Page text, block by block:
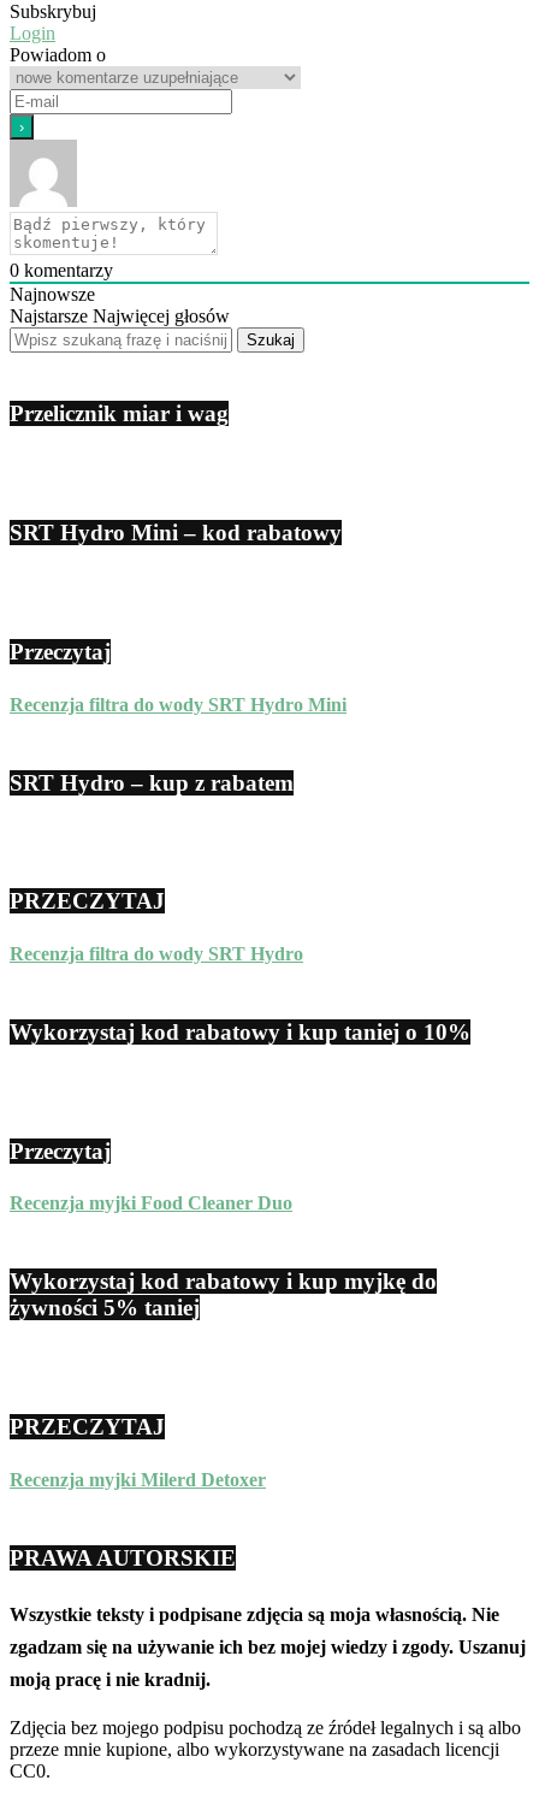
Subskrybuj
Login
Powiadom o
0 komentarzy
Najnowsze
Najstarsze Najwięcej głosów
Przelicznik miar i wag
SRT Hydro Mini – kod rabatowy
Przeczytaj
Recenzja filtra do wody SRT Hydro Mini
SRT Hydro – kup z rabatem
PRZECZYTAJ
Recenzja filtra do wody SRT Hydro
Wykorzystaj kod rabatowy i kup taniej o 10%
Przeczytaj
Recenzja myjki Food Cleaner Duo
Wykorzystaj kod rabatowy i kup myjkę do
żywności 5% taniej
PRZECZYTAJ
Recenzja myjki Milerd Detoxer
PRAWA AUTORSKIE
Wszystkie teksty i podpisane zdjęcia są moja własnością. Nie
zgadzam się na używanie ich bez mojej wiedzy i zgody. Uszanuj
moją pracę i nie kradnij.
Zdjęcia bez mojego podpisu pochodzą ze źródeł legalnych i są albo
przeze mnie kupione, albo wykorzystywane na zasadach licencji
CC0.